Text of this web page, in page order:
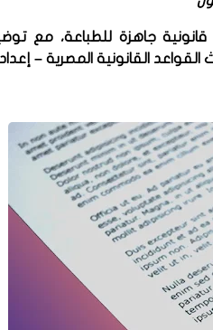
جاهزة للطباعة، مع
القواعد القانونية المصرية –